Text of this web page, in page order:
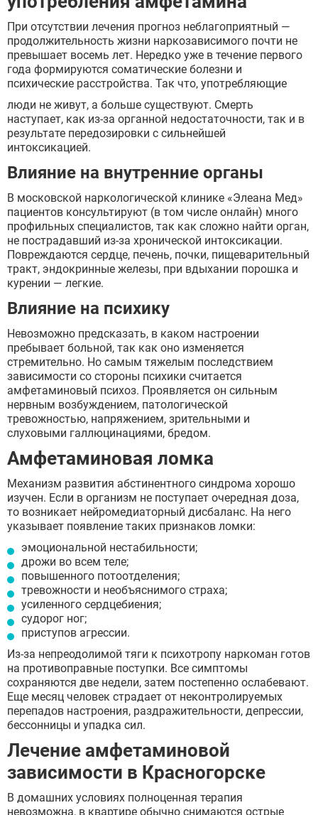
При отсутствии лечения прогноз неблагоприятный —
продолжительность жизни наркозависимого почти не
превышает восемь лет. Нередко уже в течение первого
года формируются соматические болезни и
психические расстройства. Так что, употребляющие
люди не живут, а больше существуют. Смерть
наступает, как из-за органной недостаточности, так и в
результате передозировки с сильнейшей
интоксикацией.
Влияние на внутренние органы
В московской наркологической клинике «Элеана Мед»
пациентов консультируют (в том числе онлайн) много
профильных специалистов, так как сложно найти орган,
не пострадавший из-за хронической интоксикации.
Повреждаются сердце, печень, почки, пищеварительный
тракт, эндокринные железы, при вдыхании порошка и
курении — легкие.
Влияние на психику
Невозможно предсказать, в каком настроении
пребывает больной, так как оно изменяется
стремительно. Но самым тяжелым последствием
зависимости со стороны психики считается
амфетаминовый психоз. Проявляется он сильным
нервным возбуждением, патологической
тревожностью, напряжением, зрительными и
слуховыми галлюцинациями, бредом.
Амфетаминовая ломка
Механизм развития абстинентного синдрома хорошо
изучен. Если в организм не поступает очередная доза,
то возникает нейромедиаторный дисбаланс. На него
указывает появление таких признаков ломки:
эмоциональной нестабильности;
дрожи во всем теле;
повышенного потоотделения;
тревожности и необъяснимого страха;
усиленного сердцебиения;
судорог ног;
приступов агрессии.
Из-за непреодолимой тяги к психотропу наркоман готов
на противоправные поступки. Все симптомы
сохраняются две недели, затем постепенно ослабевают.
Еще месяц человек страдает от неконтролируемых
перепадов настроения, раздражительности, депрессии,
бессонницы и упадка сил.
Лечение амфетаминовой
зависимости в Красногорске
В домашних условиях полноценная терапия
невозможна, в квартире обычно снимаются острые